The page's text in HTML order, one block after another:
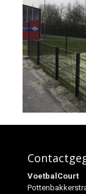
VoetbalCourt